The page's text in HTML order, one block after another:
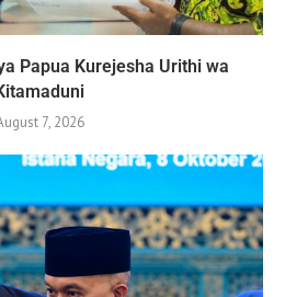
Papua Kurejesha Urithi wa
7, 2026